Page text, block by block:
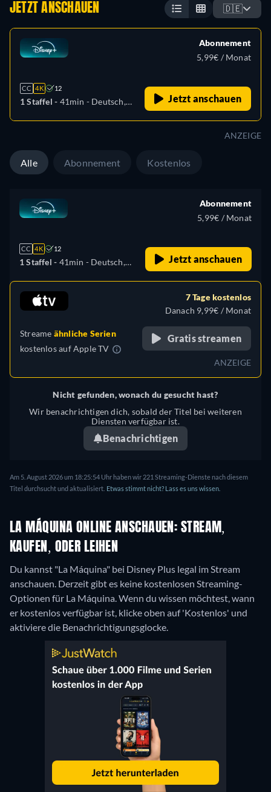
JETZT ANSCHAUEN 🇩🇪
CC 4K 12
1 Staffel - 41min - Deutsch,
Abonnement
5,99€ / Monat
Jetzt anschauen
ANZEIGE
Alle Abonnement Kostenlos
CC 4K 12
1 Staffel - 41min - Deutsch,
(Lateinamerika), Französisch,
Italienisch, Polnisch, Türkisch
Abonnement
5,99€ / Monat
Jetzt anschauen
Streame ähnliche Serien
kostenlos aufApple TV
7 Tage kostenlos
Danach 9,99€ / Monat
Gratis streamen
ANZEIGE
Nicht gefunden, wonach du gesucht hast?
Wir benachrichtigen dich, sobald der Titel bei weiteren
Diensten verfügbar ist.
Benachrichtigen
Am 5. August 2026 um 18:25:54 Uhr haben wir 221 Streaming-Dienste nach diesem
Titel durchsucht und aktualisiert. Etwas stimmt nicht? Lass es uns wissen.
LA MÁQUINA ONLINE ANSCHAUEN: STREAM,
KAUFEN, ODER LEIHEN
Du kannst "La Máquina" bei Disney Plus legal im Stream
anschauen. Derzeit gibt es keine kostenlosen Streaming-
Optionen für La Máquina. Wenn du wissen möchtest, wann
er kostenlos verfügbar ist, klicke oben auf 'Kostenlos' und
aktiviere die Benachrichtigungsglocke.